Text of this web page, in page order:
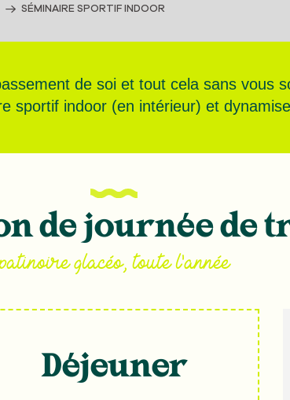
SÉMINAIRE SPORTIF INDOOR
de soi et tout cela sans vous
sportif indoor (en intérieur) et
de journée de
glacéo, toute l'année
Déjeuner